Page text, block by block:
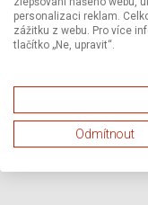
personalizaci reklam.
zážitku z webu. Pro více
tlačítko „Ne, upravit“.
Odmítnout